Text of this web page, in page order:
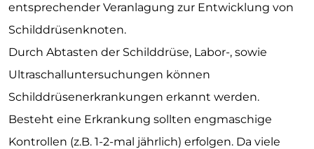
entsprechender Veranlagung zur Entwicklung von
Schilddrüsenknoten.
Durch Abtasten der Schilddrüse, Labor-, sowie
Ultraschalluntersuchungen können
Schilddrüsenerkrankungen erkannt werden.
Besteht eine Erkrankung sollten engmaschige
Kontrollen (z.B. 1-2-mal jährlich) erfolgen. Da viele